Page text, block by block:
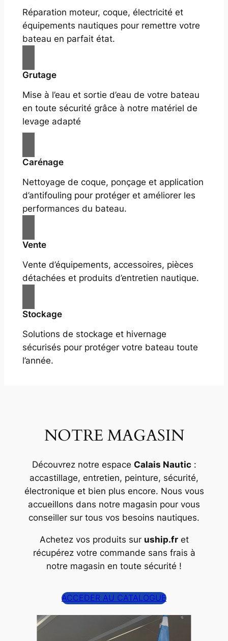
Réparation moteur, coque, électricité et
équipements nautiques pour remettre votre
bateau en parfait état.
Grutage
Mise à l’eau et sortie d’eau de votre bateau
en toute sécurité grâce à notre matériel de
levage adapté
Carénage
Nettoyage de coque, ponçage et application
d’antifouling pour protéger et améliorer les
performances du bateau.
Vente
Vente d’équipements, accessoires, pièces
détachées et produits d’entretien nautique.
Stockage
Solutions de stockage et hivernage
sécurisés pour protéger votre bateau toute
l’année.
NOTRE MAGASIN
Découvrez notre espace Calais Nautic:
accastillage, entretien, peinture, sécurité,
électronique et bien plus encore. Nous vous
accueillons dans notre magasin pour vous
conseiller sur tous vos besoins nautiques.
Achetez vos produits sur uship.fret
récupérez votre commande sans frais à
notre magasin en toute sécurité !
ACCEDER AU CATALOGUE